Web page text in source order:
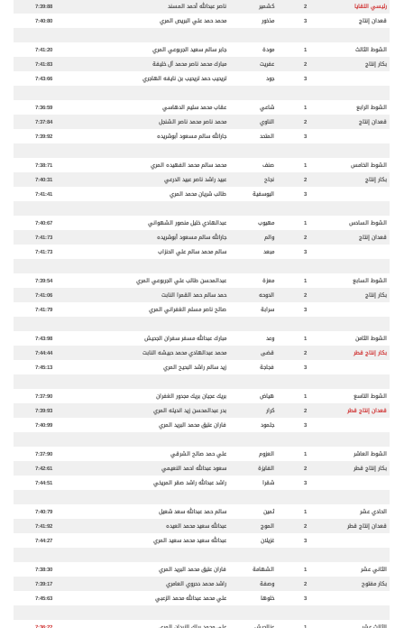
رئيسي اللقايا
2 كشمير ناصر عبدالله أحمد المسند
7:39:88
قعدان إنتاج
3 مذخور محمد حمد علي البريص المري 7:40:80
الشوط الثالث 1 مودة جابر سالم سعيد الجربوعي المري
7:41:20
بكار إنتاج
2 عفريت مبارك محمد ناصر محمد آل خليفة
7:41:83
3
جود تريحيب حمد تريحيب بن نايفه الهاجري 7:43:66
الشوط الرابع 1 شاعي عقاب محمد سليم الدهاسي
7:36:59
قعدان إنتاج
2 الناوي محمد ناصر محمد ناصر الشنجل
7:37:84
3
المتحد جارالله سالم مسعود أبوشريده 7:39:92
الشوط الخامس 1 صنف محمد سالم محمد الفهيده المري
7:38:71
بكار إنتاج
2 نجاح عبيد راشد ناصر عبيد الدرعي
7:40:31
3
اليوسفية طالب شريان محمد المري 7:41:41
الشوط السادس 1 مهيوب عبدالهادي خليل منصور الشهواني
7:40:67
قعدان إنتاج
2 والم جارالله سالم مسعود أبوشريده
7:41:73
3
مبعد سالم محمد سالم علي الحنزاب 7:41:73
الشوط السابع 1 معزة عبدالمحسن طالب علي الجربوعي المري
7:39:54
بكار إنتاج
2 الدوحه حمد سالم حمد القمرا النابت
7:41:06
3
سرابة صالح ناصر مسلم الغفراني المري 7:41:79
الشوط الثامن 1 وعد مبارك عبدالله مسفر سفران الجحيش
7:43:98
بكار إنتاج قطر
2 قضى محمد عبدالهادي محمد حبيشه النابت
7:44:44
3
فجاجة زيد سالم راشد البحيح المري 7:45:13
الشوط التاسع 1 هياض بريك عجيان بريك مجدور الغفران
7:37:90
قعدان إنتاج قطر
2 كرار بدر عبدالمحسن زيد انديله المري
7:39:93
3
جلمود فاران عتيق محمد البريد المري 7:40:99
الشوط العاشر 1 العزوم علي حمد صالح الشرقي
7:37:90
بكار إنتاج قطر
2 الفايزة سعود عبدالله احمد النعيمي
7:42:61
3
شقرا راشد عبدالله راشد صقر المريخي 7:44:51
الحادي عشر 1 ثمين سالم حمد عبدالله سعد شعيل
7:40:79
قعدان إنتاج قطر
2 الموج عبدالله سعيد محمد العيده
7:41:92
3
غزيلان عبدالله سعيد محمد سعيد المري 7:44:27
الثاني عشر 1 الشهامة فاران عتيق محمد البريد المري
7:38:30
بكار مفتوح
2 وصفة راشد محمد دحروي العامري
7:39:17
3
خلوها علي محمد عبدالله محمد الزعبي 7:45:63